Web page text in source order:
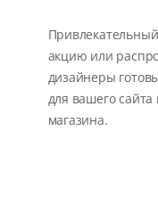
акцию или
дизайнеры
для вашего
магазина.